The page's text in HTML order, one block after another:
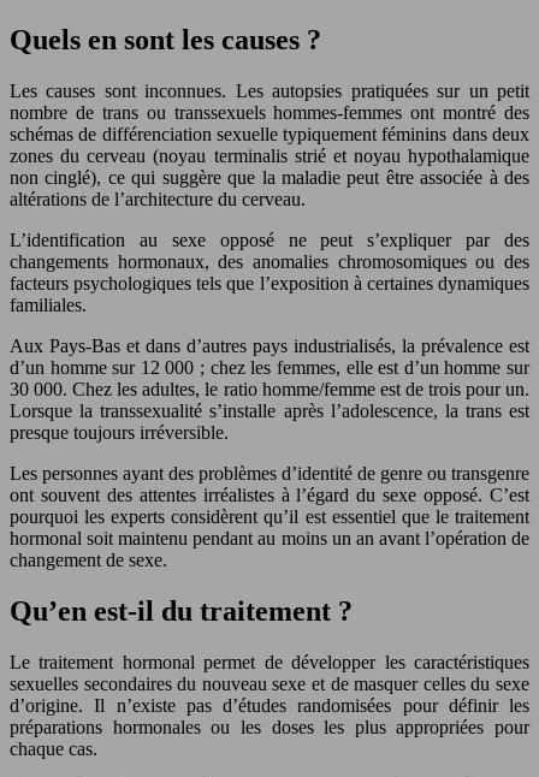
Quels en sont les causes ?
Les causes sont inconnues. Les autopsies pratiquées sur un petit
nombre de trans ou transsexuels hommes-femmes ont montré des
schémas de différenciation sexuelle typiquement féminins dans deux
zones du cerveau (noyau terminalis strié et noyau hypothalamique
non cinglé), ce qui suggère que la maladie peut être associée à des
altérations de l’architecture du cerveau.
L’identification au sexe opposé ne peut s’expliquer par des
changements hormonaux, des anomalies chromosomiques ou des
facteurs psychologiques tels que l’exposition à certaines dynamiques
familiales.
Aux Pays-Bas et dans d’autres pays industrialisés, la prévalence est
d’un homme sur 12 000 ; chez les femmes, elle est d’un homme sur
30 000. Chez les adultes, le ratio homme/femme est de trois pour un.
Lorsque la transsexualité s’installe après l’adolescence, la trans est
presque toujours irréversible.
Les personnes ayant des problèmes d’identité de genre ou transgenre
ont souvent des attentes irréalistes à l’égard du sexe opposé. C’est
pourquoi les experts considèrent qu’il est essentiel que le traitement
hormonal soit maintenu pendant au moins un an avant l’opération de
changement de sexe.
Qu’en est-il du traitement ?
Le traitement hormonal permet de développer les caractéristiques
sexuelles secondaires du nouveau sexe et de masquer celles du sexe
d’origine. Il n’existe pas d’études randomisées pour définir les
préparations hormonales ou les doses les plus appropriées pour
chaque cas.